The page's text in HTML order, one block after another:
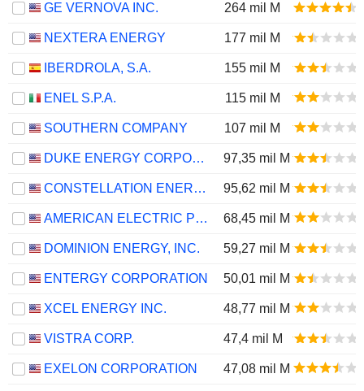
GE VERNOVA INC. 264 mil M
NEXTERA ENERGY 177 mil M
IBERDROLA, S.A. 155 mil M
ENEL S.P.A. 115 mil M
SOUTHERN COMPANY 107 mil M
DUKE ENERGY CORPORATION 97,35 mil M
CONSTELLATION ENERGY CORPORATION 95,62 mil M
AMERICAN ELECTRIC POWER COMPANY, INC. 68,45 mil M
DOMINION ENERGY, INC. 59,27 mil M
ENTERGY CORPORATION 50,01 mil M
XCEL ENERGY INC. 48,77 mil M
VISTRA CORP. 47,4 mil M
EXELON CORPORATION 47,08 mil M